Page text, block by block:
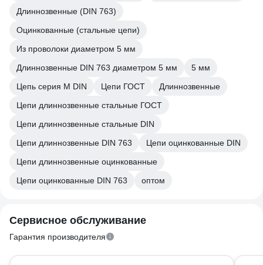
Длиннозвенные (DIN 763)
Оцинкованные (стальные цепи)
Из проволоки диаметром 5 мм
Длиннозвенные DIN 763 диаметром 5 мм
5 мм
Цепь серия М DIN
Цепи ГОСТ
Длиннозвенные
Цепи длиннозвенные стальные ГОСТ
Цепи длиннозвенные стальные DIN
Цепи длиннозвенные DIN 763
Цепи оцинкованные DIN
Цепи длиннозвенные оцинкованные
Цепи оцинкованные DIN 763
оптом
Сервисное обслуживание
Гарантия производителя